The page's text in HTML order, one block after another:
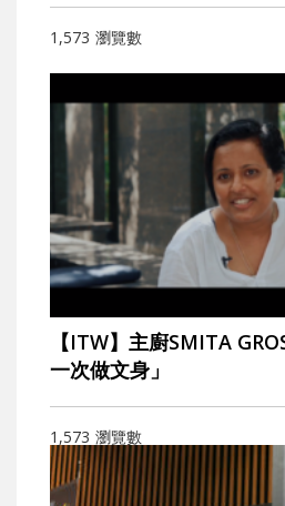
瀏覽數
1,573
【ITW】主廚SMITA
一次做文身」
瀏覽數
1,573